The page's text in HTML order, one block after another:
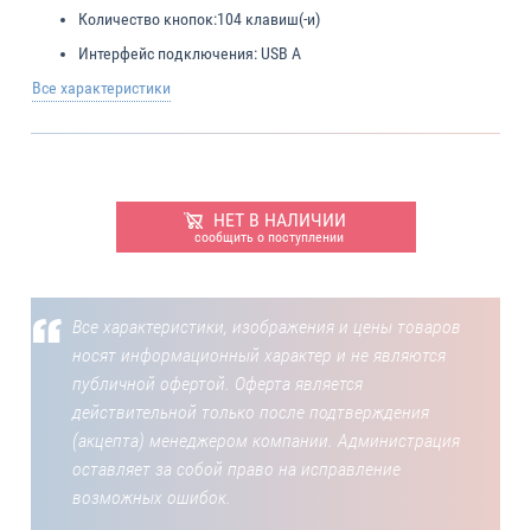
Количество кнопок:104 клавиш(-и)
Интерфейс подключения: USB A
Все характеристики
НЕТ В НАЛИЧИИ
сообщить о поступлении
Все характеристики, изображения и цены товаров
носят информационный характер и не являются
публичной офертой. Оферта является
действительной только после подтверждения
(акцепта) менеджером компании. Администрация
оставляет за собой право на исправление
возможных ошибок.